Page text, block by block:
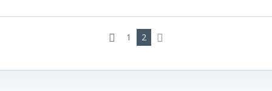
1 2